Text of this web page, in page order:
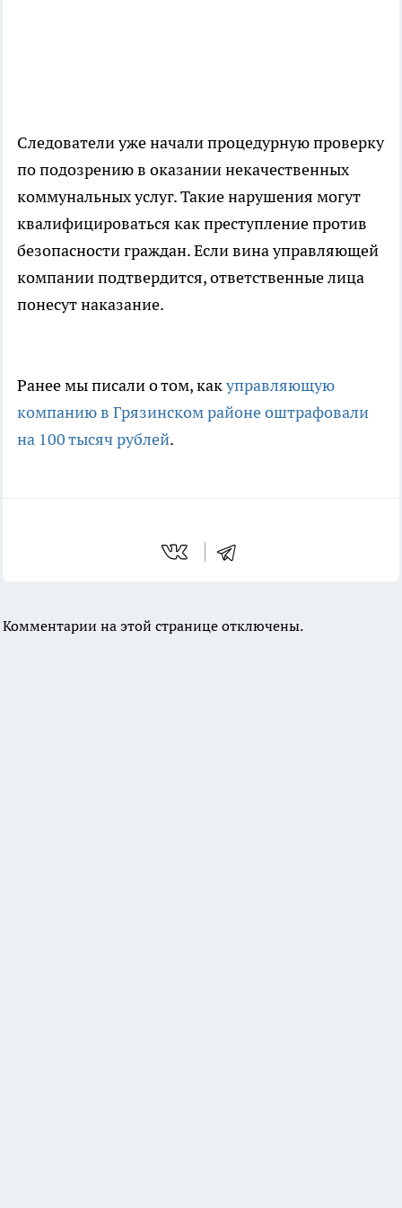
Следователи уже начали процедурную проверку
по подозрению в оказании некачественных
коммунальных услуг. Такие нарушения могут
квалифицироваться как преступление против
безопасности граждан. Если вина управляющей
компании подтвердится, ответственные лица
понесут наказание.
Ранее мы писали о том, какуправляющую
компанию в Грязинском районе оштрафовали
на 100 тысяч рублей.
Комментарии на этой странице отключены.